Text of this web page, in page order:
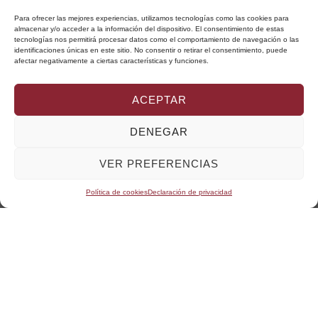
Para ofrecer las mejores experiencias, utilizamos tecnologías como las cookies para
almacenar y/o acceder a la información del dispositivo. El consentimiento de estas
tecnologías nos permitirá procesar datos como el comportamiento de navegación o las
identificaciones únicas en este sitio. No consentir o retirar el consentimiento, puede
afectar negativamente a ciertas características y funciones.
ACEPTAR
DENEGAR
VER PREFERENCIAS
Política de cookiesDeclaración de privacidad
SUSCRIBIRME
Suscribiéndote al Newsletter de Delvy, estás